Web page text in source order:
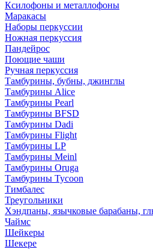
Ксилофоны и металлофоны
Маракасы
Наборы перкуссии
Ножная перкуссия
Пандейрос
Поющие чаши
Ручная перкуссия
Тамбурины, бубны, джинглы
Тамбурины Alice
Тамбурины Pearl
Тамбурины BFSD
Тамбурины Dadi
Тамбурины Flight
Тамбурины LP
Тамбурины Meinl
Тамбурины Oruga
Тамбурины Tycoon
Тимбалес
Треугольники
Хэндпаны, язычковые барабаны,
Чаймс
Шейкеры
Шекере